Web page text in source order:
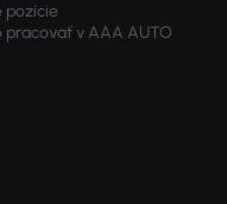
pozície
pracovať v AAA AUTO